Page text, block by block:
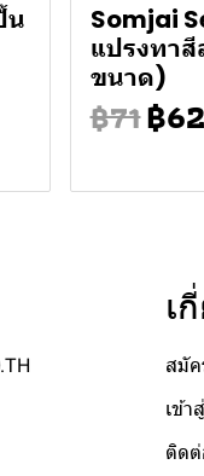
น
Somjai
แปรงทาสี
ขนาด)
฿71฿62
เ
สมั
เข้า
ติดต่